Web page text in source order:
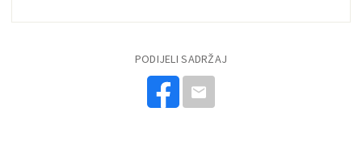
PODIJELI SADRŽAJ